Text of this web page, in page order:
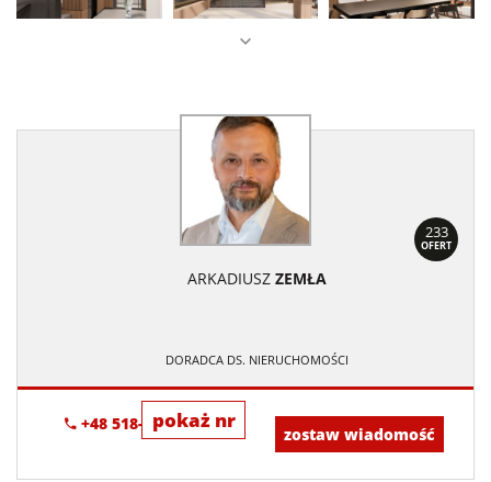
233
OFERT
ARKADIUSZ ZEMŁA
DORADCA DS. NIERUCHOMOŚCI
pokaż nr
+48 518-706-552
zostaw wiadomość